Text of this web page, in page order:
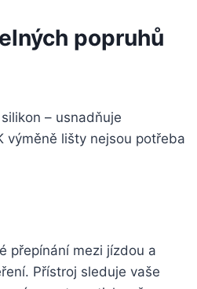
popruhů
– usnadňuje
výměně lišty nejsou potřeba
přepínání mezi jízdou a
Přístroj sleduje vaše